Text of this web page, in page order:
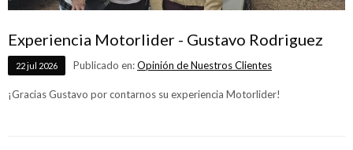
Experiencia Motorlider - Gustavo Rodriguez
22jul 2026 Publicado en:Opinión de Nuestros Clientes
¡Gracias Gustavo por contarnos su experiencia Motorlider!